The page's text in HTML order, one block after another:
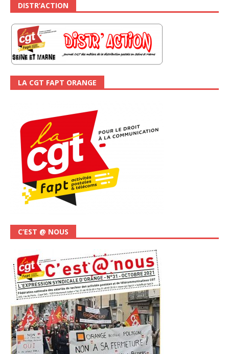
DISTR’ACTION
LA CGT FAPT ORANGE
C’EST @ NOUS